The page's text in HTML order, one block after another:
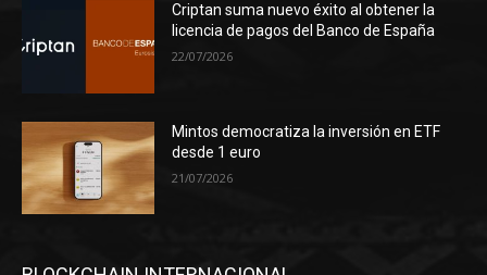
Criptan suma nuevo éxito al obtener la
licencia de pagos del Banco de España
22/07/2026
Mintos democratiza la inversión en ETF
desde 1 euro
21/07/2026